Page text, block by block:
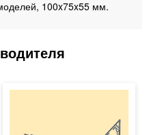
100x75x55 мм.